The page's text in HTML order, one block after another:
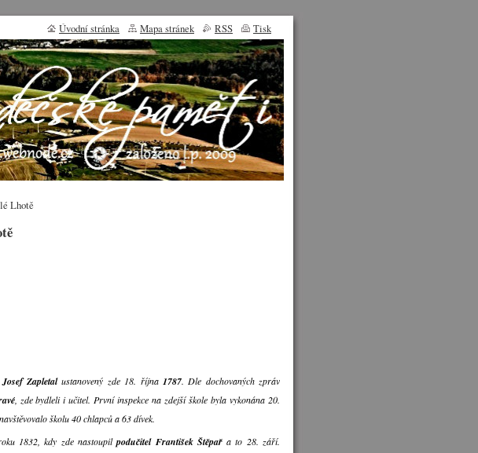
Lhotě
Zapletalustanovený zde 18. října 1787. Dle dochovaných zpráv
, zde bydleli i učitel. První inspekce na zdejší škole byla vykonána 20.
školu 40 chlapců a 63 dívek.
1832, kdy zde nastoupilpodučitel František Štěpařa to 28. září.
Úvodní stránka Mapa stránek RSS Tisk